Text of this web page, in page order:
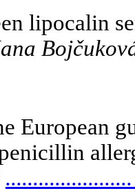
lipocalin
European
.......................